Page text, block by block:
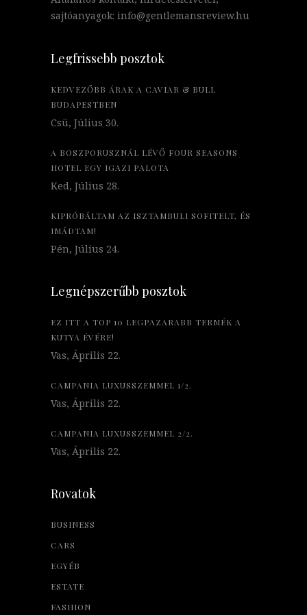
sajtóanyagok: info@gentlemansreview.hu
Legfrissebb posztok
KEDVEZŐBB ÁRAK A CAVIAR & BULL
BUDAPESTBEN
Csü, Július 30.
A BOSZPORUSZNÁL LÉVŐ FOUR SEASONS
HOTEL EGY IGAZI PALOTA
Ked, Július 28.
KIPRÓBÁLTAM AZ ISZTAMBULI SOFITELT, ÉS
IMÁDTAM!
Pén, Július 24.
Legnépszerűbb posztok
EZ ITT A TOP 10 LEGPAZARABB TERMÉK A
KUTYA ÉVÉRE!
Vas, Április 22.
CAMPANIA LUXUSSZEMMEL 1/2.
Vas, Április 22.
CAMPANIA LUXUSSZEMMEL 2/2.
Vas, Április 22.
Rovatok
BUSINESS
CARS
EGYÉB
ESTATE
FASHION